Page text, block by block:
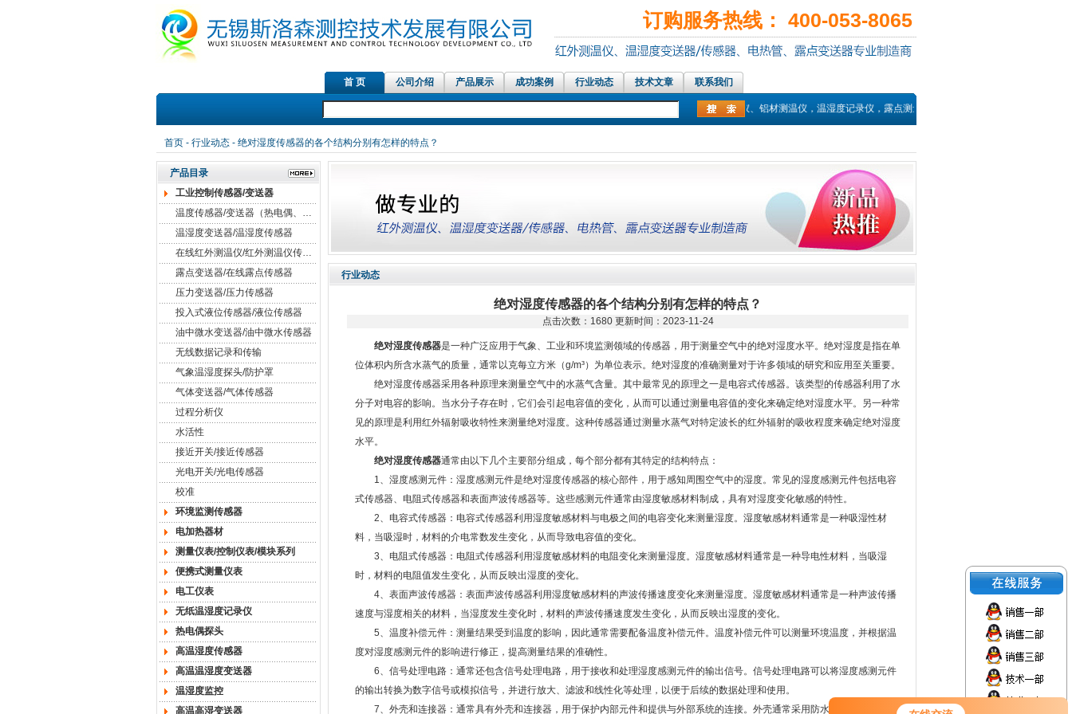
订购服务热线： 400-053-8065
首 页 公司介绍 产品展示 成功案例 行业动态 技术文章 联系我们
红外测温仪传感器，在线红外测温仪、铝材测温仪，温湿度记录仪，露点测量仪，在线露点传感器，PT100温
首页- 行业动态- 绝对湿度传感器的各个结构分别有怎样的特点？
产品目录
工业控制传感器/变送器
温度传感器/变送器（热电偶、热电阻）
温湿度变送器/温湿度传感器
在线红外测温仪/红外测温仪传感器
露点变送器/在线露点传感器
压力变送器/压力传感器
投入式液位传感器/液位传感器
油中微水变送器/油中微水传感器
无线数据记录和传输
气象温湿度探头/防护罩
气体变送器/气体传感器
过程分析仪
水活性
接近开关/接近传感器
光电开关/光电传感器
校准
环境监测传感器
电加热器材
测量仪表/控制仪表/模块系列
便携式测量仪表
电工仪表
无纸温湿度记录仪
热电偶探头
高温湿度传感器
高温温湿度变送器
温湿度监控
高温高湿变送器
行业动态
绝对湿度传感器的各个结构分别有怎样的特点？
点击次数：1680 更新时间：2023-11-24
绝对湿度传感器是一种广泛应用于气象、工业和环境监测领域的传感器，用于测量空气中的绝对湿度水平。绝对湿度是指在单
位体积内所含水蒸气的质量，通常以克每立方米（g/m³）为单位表示。绝对湿度的准确测量对于许多领域的研究和应用至关重要。
绝对湿度传感器采用各种原理来测量空气中的水蒸气含量。其中最常见的原理之一是电容式传感器。该类型的传感器利用了水
分子对电容的影响。当水分子存在时，它们会引起电容值的变化，从而可以通过测量电容值的变化来确定绝对湿度水平。另一种常
见的原理是利用红外辐射吸收特性来测量绝对湿度。这种传感器通过测量水蒸气对特定波长的红外辐射的吸收程度来确定绝对湿度
水平。
绝对湿度传感器通常由以下几个主要部分组成，每个部分都有其特定的结构特点：
1、湿度感测元件：湿度感测元件是绝对湿度传感器的核心部件，用于感知周围空气中的湿度。常见的湿度感测元件包括电容
式传感器、电阻式传感器和表面声波传感器等。这些感测元件通常由湿度敏感材料制成，具有对湿度变化敏感的特性。
2、电容式传感器：电容式传感器利用湿度敏感材料与电极之间的电容变化来测量湿度。湿度敏感材料通常是一种吸湿性材
料，当吸湿时，材料的介电常数发生变化，从而导致电容值的变化。
3、电阻式传感器：电阻式传感器利用湿度敏感材料的电阻变化来测量湿度。湿度敏感材料通常是一种导电性材料，当吸湿
时，材料的电阻值发生变化，从而反映出湿度的变化。
4、表面声波传感器：表面声波传感器利用湿度敏感材料的声波传播速度变化来测量湿度。湿度敏感材料通常是一种声波传播
速度与湿度相关的材料，当湿度发生变化时，材料的声波传播速度发生变化，从而反映出湿度的变化。
5、温度补偿元件：测量结果受到温度的影响，因此通常需要配备温度补偿元件。温度补偿元件可以测量环境温度，并根据温
度对湿度感测元件的影响进行修正，提高测量结果的准确性。
6、信号处理电路：通常还包含信号处理电路，用于接收和处理湿度感测元件的输出信号。信号处理电路可以将湿度感测元件
的输出转换为数字信号或模拟信号，并进行放大、滤波和线性化等处理，以便于后续的数据处理和使用。
7、外壳和连接器：通常具有外壳和连接器，用于保护内部元件和提供与外部系统的连接。外壳通常采用防水、防尘和耐腐蚀